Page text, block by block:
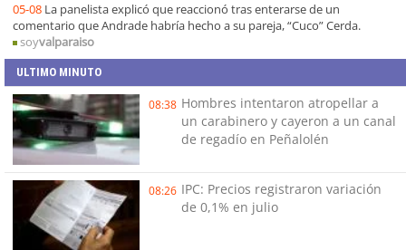
05-08 La panelista explicó que reaccionó tras enterarse de un
comentario que Andrade habría hecho a su pareja, “Cuco” Cerda.
soyvalparaiso
ULTIMO MINUTO
08:38 Hombres intentaron atropellar a
un carabinero y cayeron a un canal
de regadío en Peñalolén
08:26 IPC: Precios registraron variación
de 0,1% en julio